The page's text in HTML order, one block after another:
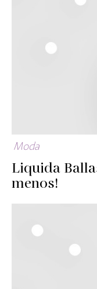
Moda
Liquida
menos!